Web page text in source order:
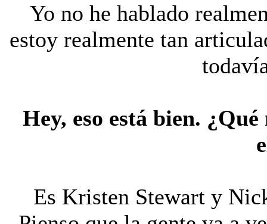
Yo no he hablado
estoy realmente tan
Hey, eso está bien.
Es Kristen Stewart y